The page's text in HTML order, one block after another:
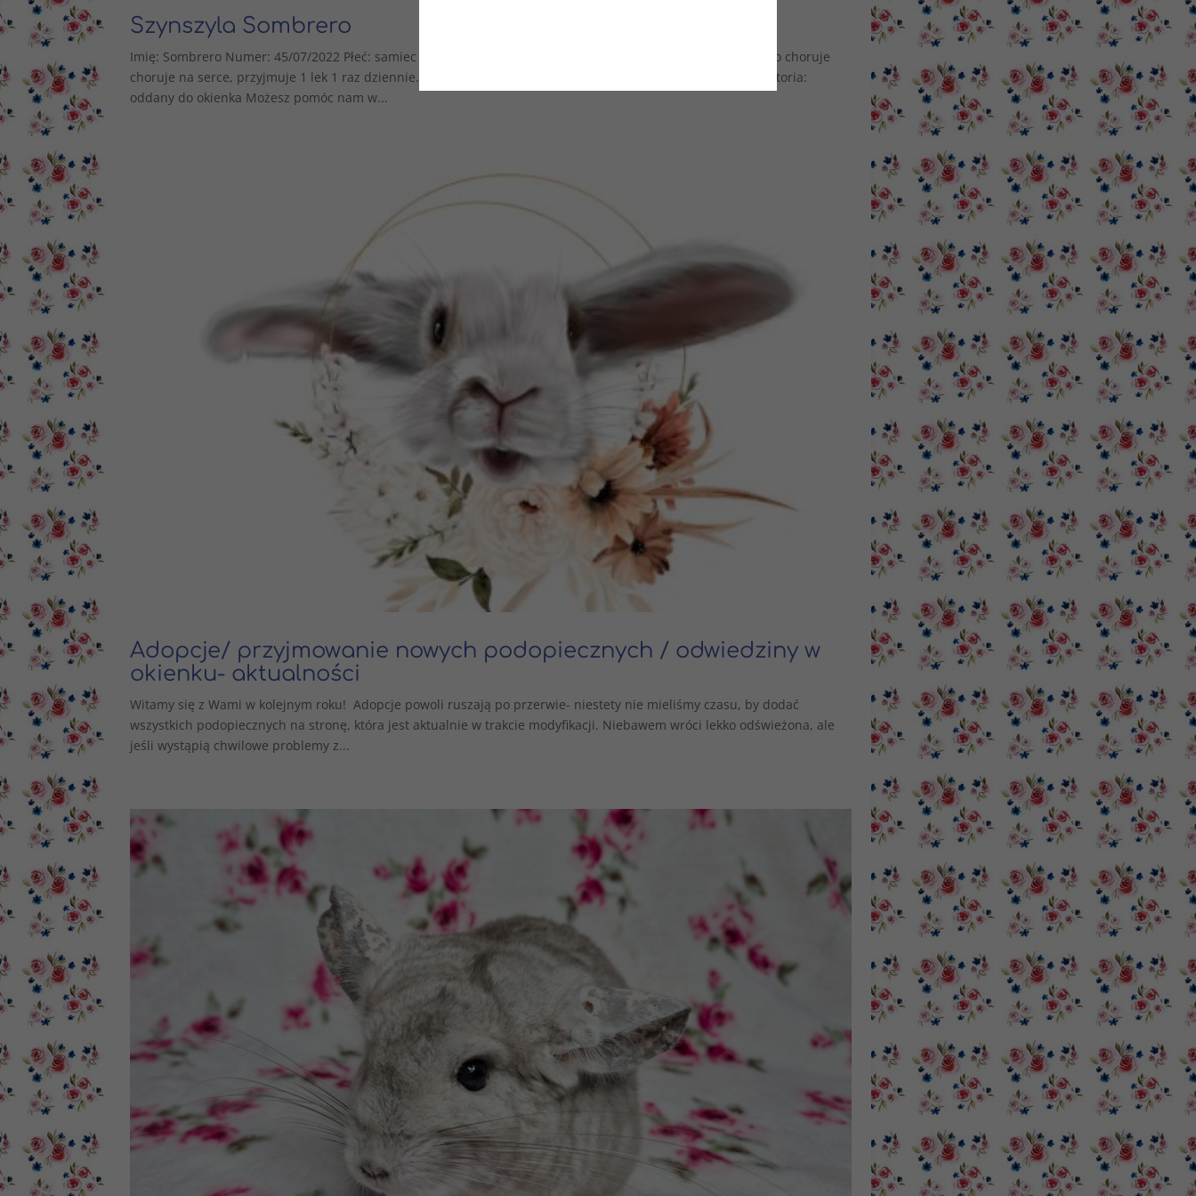
Szynszyla Sombrero
Imię: Sombrero Numer: 45/07/2022 Płeć: samiec Wiek: ur.1-2022 Zabieg kastracji: tak Stan zdrowia: Sombrero choruje
choruje na serce, przyjmuje 1 lek 1 raz dziennie. Wymaga niższej klatki. Opiekun wirtualny: poszukiwany Historia:
oddany do okienka Możesz pomóc nam w...
Adopcje/ przyjmowanie nowych podopiecznych / odwiedziny w
okienku- aktualności
Witamy się z Wami w kolejnym roku! Adopcje powoli ruszają po przerwie- niestety nie mieliśmy czasu, by dodać
wszystkich podopiecznych na stronę, która jest aktualnie w trakcie modyfikacji. Niebawem wróci lekko odświeżona, ale
jeśli wystąpią chwilowe problemy z...